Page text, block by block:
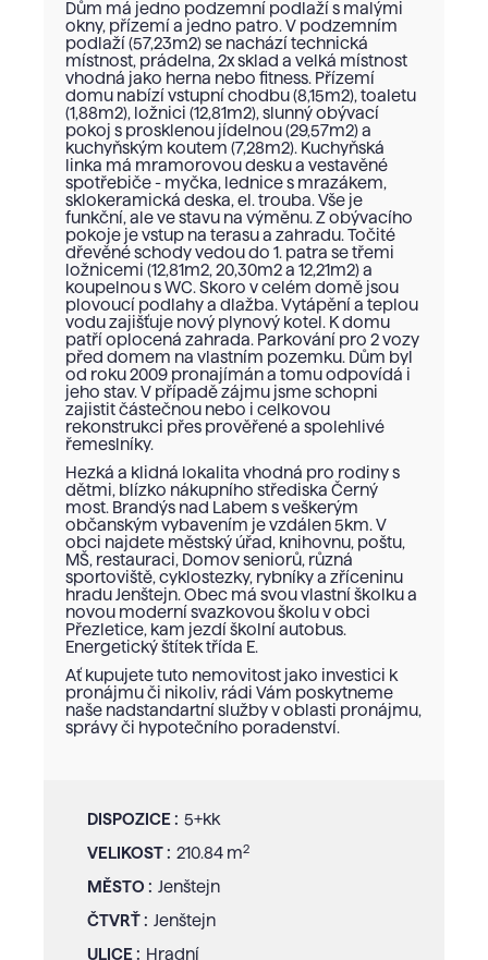
Dům má jedno podzemní podlaží s malými
okny, přízemí a jedno patro. V podzemním
podlaží (57,23m2) se nachází technická
místnost, prádelna, 2x sklad a velká místnost
vhodná jako herna nebo fitness. Přízemí
domu nabízí vstupní chodbu (8,15m2), toaletu
(1,88m2), ložnici (12,81m2), slunný obývací
pokoj s prosklenou jídelnou (29,57m2) a
kuchyňským koutem (7,28m2). Kuchyňská
linka má mramorovou desku a vestavěné
spotřebiče - myčka, lednice s mrazákem,
sklokeramická deska, el. trouba. Vše je
funkční, ale ve stavu na výměnu. Z obývacího
pokoje je vstup na terasu a zahradu. Točité
dřevěné schody vedou do 1. patra se třemi
ložnicemi (12,81m2, 20,30m2 a 12,21m2) a
koupelnou s WC. Skoro v celém domě jsou
plovoucí podlahy a dlažba. Vytápění a teplou
vodu zajišťuje nový plynový kotel. K domu
patří oplocená zahrada. Parkování pro 2 vozy
před domem na vlastním pozemku. Dům byl
od roku 2009 pronajímán a tomu odpovídá i
jeho stav. V případě zájmu jsme schopni
zajistit částečnou nebo i celkovou
rekonstrukci přes prověřené a spolehlivé
řemeslníky.
Hezká a klidná lokalita vhodná pro rodiny s
dětmi, blízko nákupního střediska Černý
most. Brandýs nad Labem s veškerým
občanským vybavením je vzdálen 5km. V
obci najdete městský úřad, knihovnu, poštu,
MŠ, restauraci, Domov seniorů, různá
sportoviště, cyklostezky, rybníky a zříceninu
hradu Jenštejn. Obec má svou vlastní školku a
novou moderní svazkovou školu v obci
Přezletice, kam jezdí školní autobus.
Energetický štítek třída E.
Ať kupujete tuto nemovitost jako investici k
pronájmu či nikoliv, rádi Vám poskytneme
naše nadstandartní služby v oblasti pronájmu,
správy či hypotečního poradenství.
DISPOZICE : 5+kk
VELIKOST : 210.84 m2
MĚSTO : Jenštejn
ČTVRŤ : Jenštejn
ULICE : Hradní